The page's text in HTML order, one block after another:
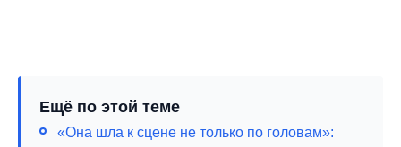
Ещё по этой теме
«Она шла к сцене не только по головам»: